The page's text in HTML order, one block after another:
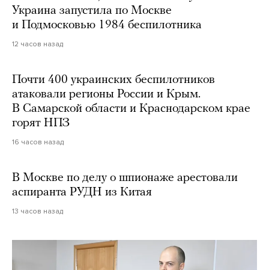
Украина запустила по Москве
и Подмосковью 1984 беспилотника
12 часов назад
Почти 400 украинских беспилотников
атаковали регионы России и Крым.
В Самарской области и Краснодарском крае
горят НПЗ
16 часов назад
В Москве по делу о шпионаже арестовали
аспиранта РУДН из Китая
13 часов назад